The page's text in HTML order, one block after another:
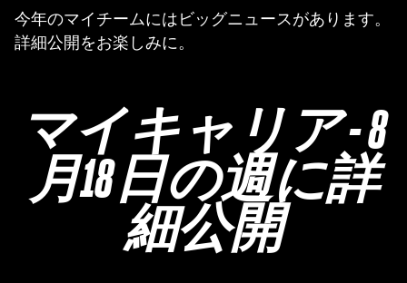
今年のマイチームにはビッグニュースがあります。
詳細公開をお楽しみに。
マイキャリア - 8
月18日の週に詳
細公開